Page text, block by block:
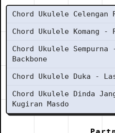
Chord Ukulele
Chord Ukulele Komang -
Chord Ukulele Sempurna
Backbone
Chord Ukulele Duka -
Chord Ukulele Dinda
Kugiran Masdo